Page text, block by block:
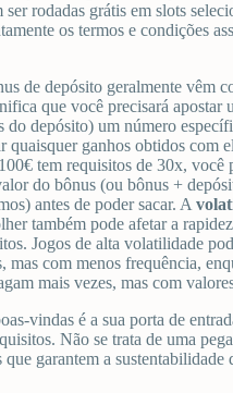
rodadas grátis em slots
os termos e condições
de depósito geralmente vêm
que você precisará apostar
do depósito) um número
quaisquer ganhos obtidos com
tem requisitos de 30x, você
do bônus (ou bônus +
antes de poder sacar. A
também pode afetar a
Jogos de alta volatilidade
mas com menos frequência,
mais vezes, mas com
vindas é a sua porta de
Não se trata de uma
que garantem a sustentabilidade